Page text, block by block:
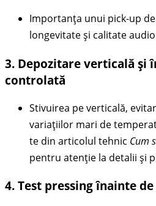
Importanța unui pick-up
longevitate și calitate
3. Depozitare verticală și
controlată
Stivuirea pe verticală,
variațiilor mari de
te din articolul tehnic Cum
pentru atenție la detalii și
4. Test pressing înainte